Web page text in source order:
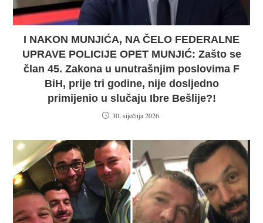
I NAKON MUNJIĆA, NA ČELO FEDERALNE
UPRAVE POLICIJE OPET MUNJIĆ: Zašto se
član 45. Zakona u unutrašnjim poslovima F
BiH, prije tri godine, nije dosljedno
primijenio u slučaju Ibre Bešlije?!
30. siječnja 2026.